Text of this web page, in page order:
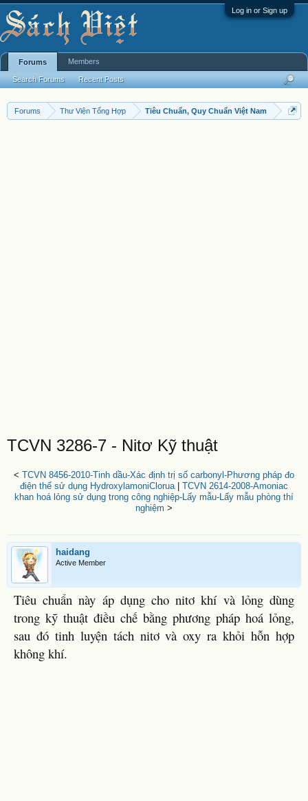
Log in or Sign up
Forums Thư Viện Tổng Hợp Tiêu Chuẩn, Quy Chuẩn Việt Nam
TCVN 3286-7 - Nitơ Kỹ thuật
< TCVN 8456-2010-Tinh dầu-Xác định trị số carbonyl-Phương pháp đo
điện thế sử dụng HydroxylamoniClorua| TCVN 2614-2008-Amoniac
khan hoá lỏng sử dụng trong công nghiệp-Lấy mẫu-Lấy mẫu phòng thí
nghiệm >
haidang
Active Member
Tiêu chuẩn này áp dụng cho nitơ khí và lỏng dùng
trong kỹ thuật điều chế bằng phương pháp hoá lỏng,
sau đó tinh luyện tách nitơ và oxy ra khỏi hỗn hợp
không khí.
Forums
Search Forums Recent Posts
Members